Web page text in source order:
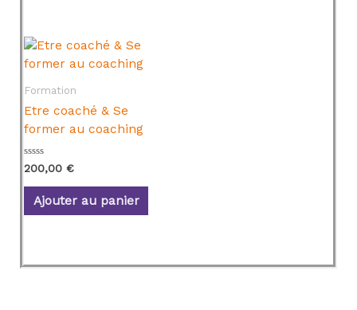
Formation
Etre coaché & Se
former au coaching
N
t
s
200,00 €
Ajouter au panier